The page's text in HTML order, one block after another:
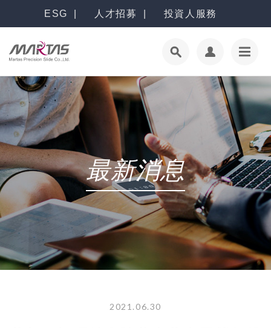
ESG 人才招募 投資人服務
最新消息
2021.06.30